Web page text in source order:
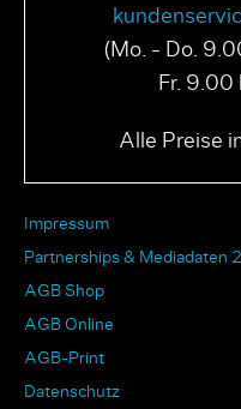
(Mo. - Do.
Fr.
Alle Preise
Impressum
Partnerships & Mediadaten
AGB Shop
AGB Online
AGB-Print
Datenschutz